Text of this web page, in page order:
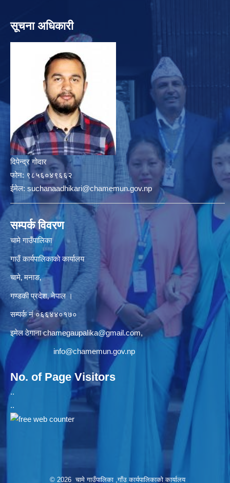
सूचना अधिकारी
दिपेन्द्र गोदार
फोन: ९८५६०४९६६२
ईमेल: suchanaadhikari@chamemun.gov.np
सम्पर्क विवरण
चामे गाउँपालिका
गाउँ कार्यपालिकाकाे कार्यालय
चामे‚ मनाङ‚
गण्डकी प्रदेश‚ नेपाल ।
सम्पर्क न‌ं‍ ०६६४४०१७०
इमेल ठेगानाchamegaupalika@gmail.com,
info@chamemun.gov.np
No. of Page Visitors
..
..
© 2026 चामे गाउँपालिका ,गाँउ कार्यपालिकाको कार्यालय